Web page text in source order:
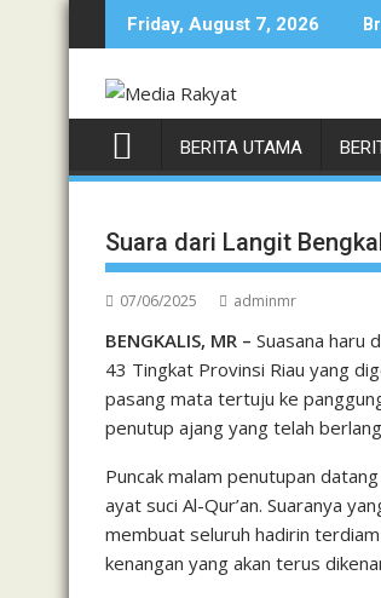
to
Friday, August 7, 2026
dan Sipirok Keluhkan Musim Tanam
LOLAYAN SENERGI TNI-POLRI
BERITA UTAMA
Suara dari Langit
07/06/2025 adminmr
BENGKALIS, MR – Suasana haru
43 Tingkat Provinsi Riau yang
pasang mata tertuju ke
penutup ajang yang telah
Puncak malam penutupan
ayat suci Al-Qur’an. Suaranya
membuat seluruh hadirin
kenangan yang akan terus